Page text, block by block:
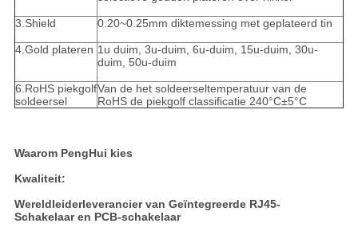
3.Shield 0.20~0.25mm diktemessing met geplateerd tin
4.Gold plateren 1u duim, 3u-duim, 6u-duim, 15u-duim, 30u-
duim, 50u-duim
6.RoHS piekgolf
soldeersel
Van de het soldeerseltemperatuur van de
RoHS de piekgolf classificatie 240°C±5°C
Waarom PengHui kies
Kwaliteit:
Wereldleiderleverancier van Geïntegreerde RJ45-
Schakelaar en PCB-schakelaar